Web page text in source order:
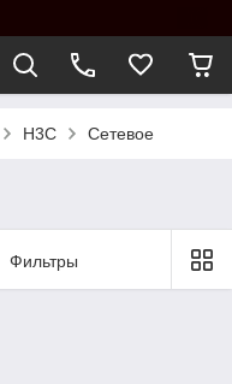
H3C Сетевое
Фильтры